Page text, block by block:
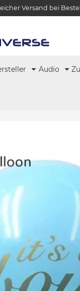
Versand bei
Audio